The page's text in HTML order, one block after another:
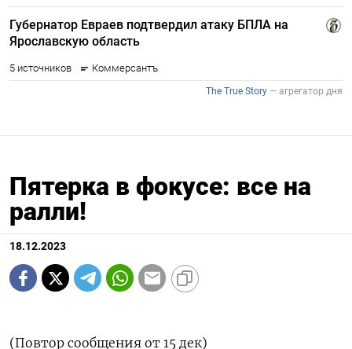
Пятерка в фокусе: все на
ралли!
18.12.2023
(Повтор сообщения от 15 дек)